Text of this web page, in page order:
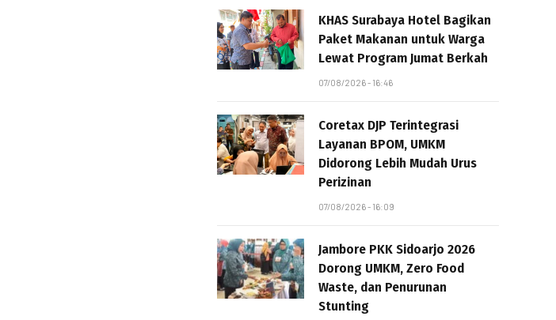
KHAS Surabaya Hotel Bagikan
Paket Makanan untuk Warga
Lewat Program Jumat Berkah
07/08/2026 - 16:46
Coretax DJP Terintegrasi
Layanan BPOM, UMKM
Didorong Lebih Mudah Urus
Perizinan
07/08/2026 - 16:09
Jambore PKK Sidoarjo 2026
Dorong UMKM, Zero Food
Waste, dan Penurunan
Stunting